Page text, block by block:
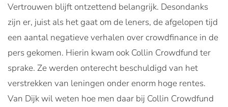
Vertrouwen blijft ontzettend belangrijk. Desondanks
zijn er, juist als het gaat om de leners, de afgelopen tijd
een aantal negatieve verhalen over crowdfinance in de
pers gekomen. Hierin kwam ook Collin Crowdfund ter
sprake. Ze werden onterecht beschuldigd van het
verstrekken van leningen onder enorm hoge rentes.
Van Dijk wil weten hoe men daar bij Collin Crowdfund